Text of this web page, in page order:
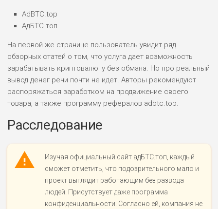
AdBTC.top
АдБТС.топ
На первой же странице пользователь увидит ряд
обзорных статей о том, что услуга дает возможность
зарабатывать криптовалюту без обмана. Но про реальный
вывод денег речи почти не идет. Авторы рекомендуют
распоряжаться заработком на продвижение своего
товара, а также программу рефералов adbtc.top.
Расследование
Изучая официальный сайт адБТС.топ, каждый
сможет отметить, что подозрительного мало и
проект выглядит работающим без развода
людей. Присутствует даже программа
конфиденциальности. Согласно ей, компания не